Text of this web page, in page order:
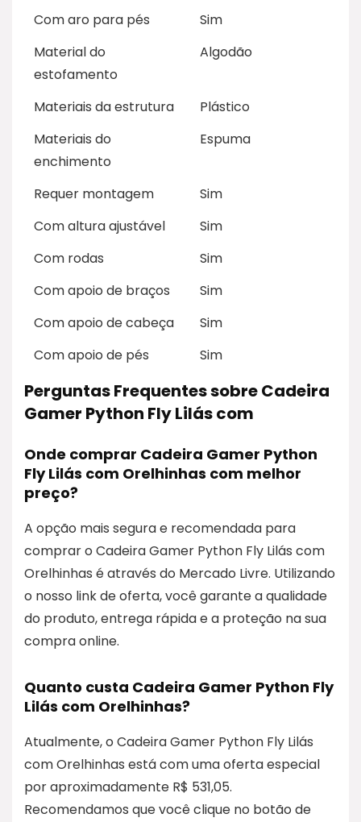
Com aro para pés
Sim
Material do
estofamento
Algodão
Materiais da estrutura
Plástico
Materiais do
enchimento
Espuma
Requer montagem
Sim
Com altura ajustável
Sim
Com rodas
Sim
Com apoio de braços
Sim
Com apoio de cabeça
Sim
Com apoio de pés
Sim
Perguntas Frequentes sobre Cadeira
Gamer Python Fly Lilás com
Onde comprar Cadeira Gamer Python
Fly Lilás com Orelhinhas com melhor
preço?
A opção mais segura e recomendada para
comprar o Cadeira Gamer Python Fly Lilás com
Orelhinhas é através do Mercado Livre. Utilizando
o nosso link de oferta, você garante a qualidade
do produto, entrega rápida e a proteção na sua
compra online.
Quanto custa Cadeira Gamer Python Fly
Lilás com Orelhinhas?
Atualmente, o Cadeira Gamer Python Fly Lilás
com Orelhinhas está com uma oferta especial
por aproximadamente R$ 531,05.
Recomendamos que você clique no botão de